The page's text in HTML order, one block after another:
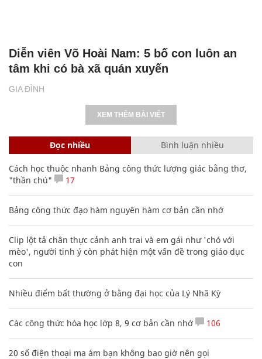
GIA ĐÌNH
Diễn viên Võ Hoài Nam: 5 bố con luôn an
tâm khi có bà xã quán xuyến
XEM THÊM BÀI VIẾT
Đọc nhiều Bình luận nhiều
Cách học thuộc nhanh Bảng công thức lượng giác bằng thơ,
"thần chú"
17
Bảng công thức đạo hàm nguyên hàm cơ bản cần nhớ
Clip lột tả chân thực cảnh anh trai và em gái như 'chó với
mèo', người tinh ý còn phát hiện một vấn đề trong giáo dục
con
Nhiều điểm bất thường ở bằng đại học của Lý Nhã Kỳ
Các công thức hóa học lớp 8, 9 cơ bản cần nhớ 106
20 số điện thoại ma ám bạn không bao giờ nên gọi